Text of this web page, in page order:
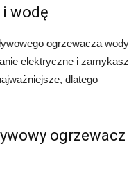
i wodę
ogrzewacza wody
elektryczne i zamykasz
dlatego
ogrzewacz